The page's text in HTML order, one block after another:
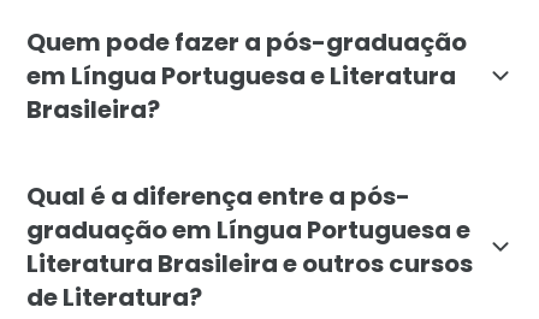
Quem pode fazer a pós-graduação
em Língua Portuguesa e Literatura
Brasileira?
Qual é a diferença entre a pós-
graduação em Língua Portuguesa e
Literatura Brasileira e outros cursos
de Literatura?